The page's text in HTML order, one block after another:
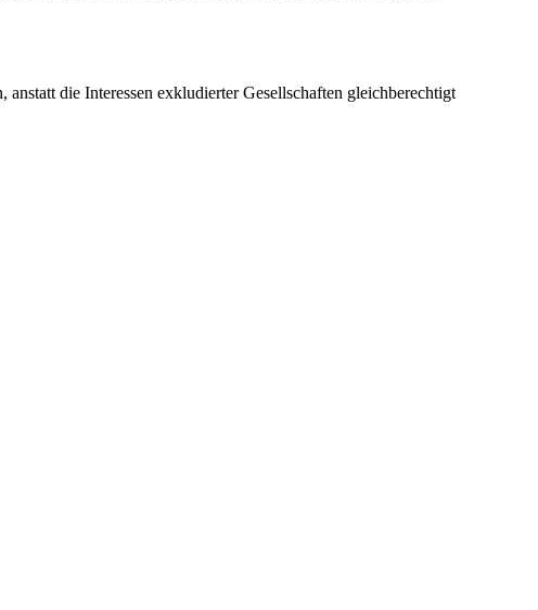
die Interessen exkludierter Gesellschaften gleichberechtigt